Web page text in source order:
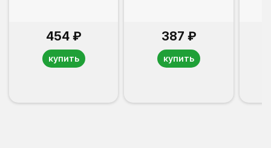
454 ₽
купить
387 ₽
купить